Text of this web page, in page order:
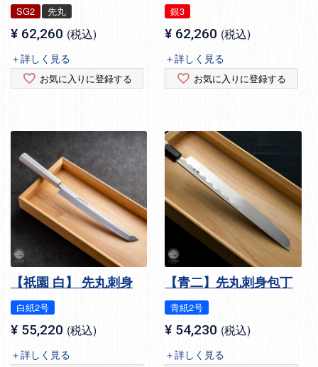
SG2 先丸
¥ 62,260 税込
＋詳しく見る
お気に入りに登録する
銀3
¥ 62,260 税込
＋詳しく見る
お気に入りに登録する
【祇園 白】 先丸刺身
白紙2号
¥ 55,220 税込
＋詳しく見る
【青二】先丸刺身包丁
青紙2号
¥ 54,230 税込
＋詳しく見る